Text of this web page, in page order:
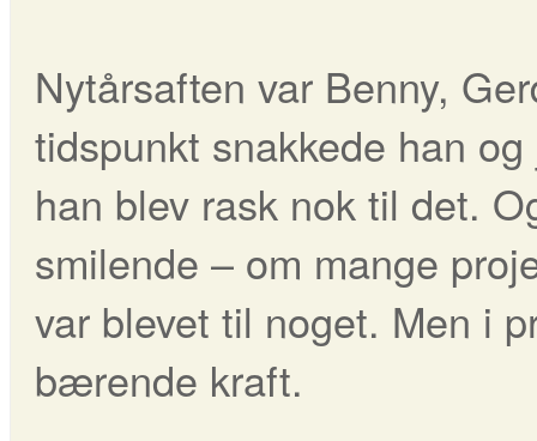
Nytårsaften var Benny,
tidspunkt snakkede han
han blev rask nok til det.
smilende – om mange
var blevet til noget. Men i
bærende kraft.